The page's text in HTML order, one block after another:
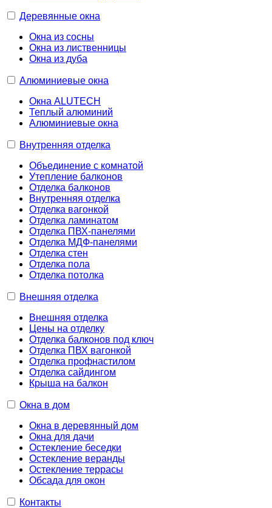
Деревянные окна
Окна из сосны
Окна из лиственницы
Окна из дуба
Алюминиевые окна
Окна ALUTECH
Теплый алюминий
Алюминиевые окна
Внутренняя отделка
Объединение с комнатой
Утепление балконов
Отделка балконов
Внутренняя отделка
Отделка вагонкой
Отделка ламинатом
Отделка ПВХ-панелями
Отделка МДФ-панелями
Отделка стен
Отделка пола
Отделка потолка
Внешняя отделка
Внешняя отделка
Цены на отделку
Отделка балконов под ключ
Отделка ПВХ вагонкой
Отделка профнастилом
Отделка сайдингом
Крыша на балкон
Окна в дом
Окна в деревянный дом
Окна для дачи
Остекление беседки
Остекление веранды
Остекление террасы
Обсада для окон
Контакты